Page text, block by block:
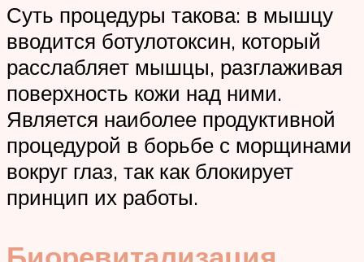
Суть процедуры такова: в мышцу
вводится ботулотоксин, который
расслабляет мышцы, разглаживая
поверхность кожи над ними.
Является наиболее продуктивной
процедурой в борьбе с морщинами
вокруг глаз, так как блокирует
принцип их работы.